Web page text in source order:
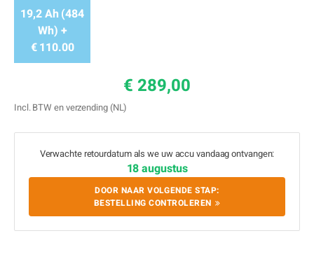
19,2 Ah (484
Wh) +
€ 110.00
€ 289,00
Incl. BTW en verzending (NL)
Verwachte retourdatum als we uw accu vandaag ontvangen:
18 augustus
DOOR NAAR VOLGENDE STAP:
BESTELLING CONTROLEREN